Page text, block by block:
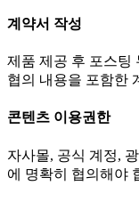
계약서 작성
제품 제공 후 포스팅
협의 내용을 포함한
콘텐츠 이용권한
자사몰, 공식 계정,
에 명확히 협의해야